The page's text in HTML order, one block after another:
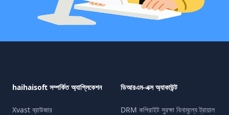
haihaisoft সম্পর্কিত অ্যাপ্লিকেশন
Xvast ব্রাউজার
ডিআরএম-এক্স অ্যাকাউন্ট
DRM কপিরাইট সুরক্ষা বিনামূল্যে ট্রায়াল